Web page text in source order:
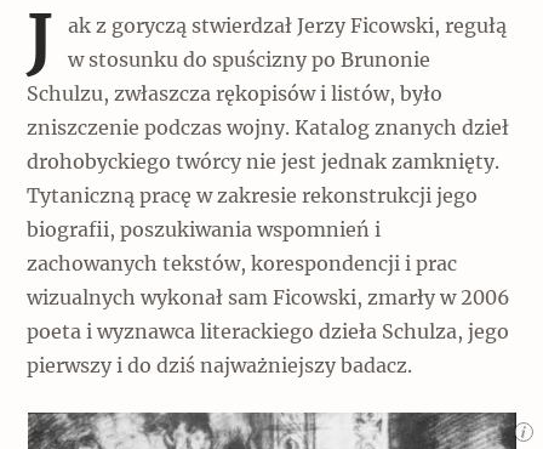
Memento dla modernizmu
Zabytek niejedno ma imię
Popularne
Niewykonalne? Nie dla Wawelu
Archeologia
Popularne
Szyb pierwszej windy w Warszawie
J
ak z goryczą stwierdzał Jerzy Ficowski, regułą
w stosunku do spuścizny po Brunonie
Schulzu, zwłaszcza rękopisów i listów, było
zniszczenie podczas wojny. Katalog znanych dzieł
drohobyckiego twórcy nie jest jednak zamknięty.
Tytaniczną pracę w zakresie rekonstrukcji jego
biografii, poszukiwania wspomnień i
zachowanych tekstów, korespondencji i prac
wizualnych wykonał sam Ficowski, zmarły w 2006
poeta i wyznawca literackiego dzieła Schulza, jego
pierwszy i do dziś najważniejszy badacz.